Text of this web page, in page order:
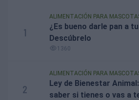
1
ALIMENTACIÓN PARA
¿Es bueno darle pan a
Descúbrelo
1360
2
ALIMENTACIÓN PARA
Ley de Bienestar
saber si tienes o vas a